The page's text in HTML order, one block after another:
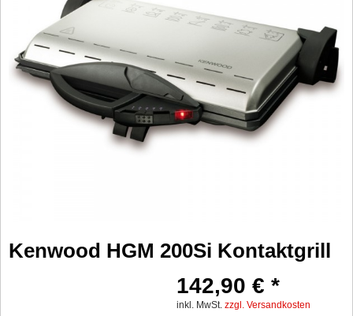
Kenwood HGM 200Si Kontaktgrill
142,90 € *
inkl. MwSt. zzgl. Versandkosten